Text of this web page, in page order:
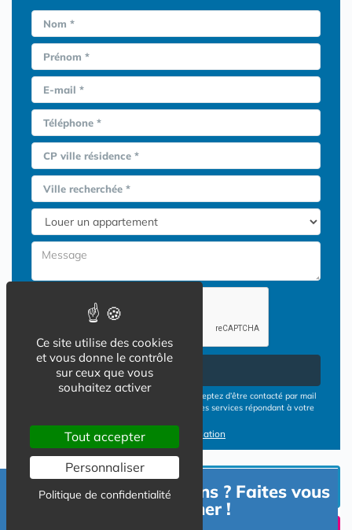
Nom *
Prénom *
E-mail *
Téléphone *
CP ville résidence *
Ville recherchée *
En cliquant sur le bouton ENVOYER vous acceptez d’être contacté par mail
ou téléphone par les opérateurs de résidences services répondant à votre
Conditions d'utilisation
INVESTIR EN RESIDENCE
SENIOR
Besoin d'informations ? Faites vous
accompagner !
Ce site utilise des cookies
et vous donne le contrôle
sur ceux que vous
souhaitez activer
Tout accepter
Personnaliser
Politique de confidentialité